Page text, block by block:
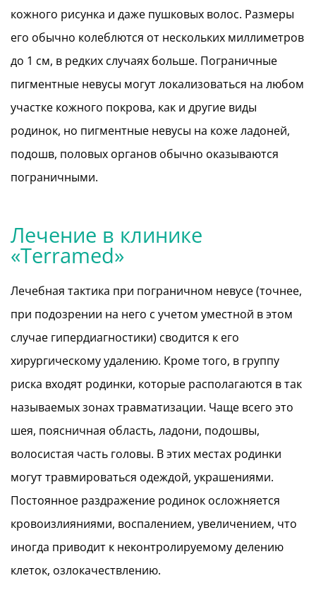
кожного рисунка и даже пушковых волос. Размеры
его обычно колеблются от нескольких миллиметров
до 1 см, в редких случаях больше. Пограничные
пигментные невусы могут локализоваться на любом
участке кожного покрова, как и другие виды
родинок, но пигментные невусы на коже ладоней,
подошв, половых органов обычно оказываются
пограничными.
Лечение в клинике
«Terramed»
Лечебная тактика при пограничном невусе (точнее,
при подозрении на него с учетом уместной в этом
случае гипердиагностики) сводится к его
хирургическому удалению. Кроме того, в группу
риска входят родинки, которые располагаются в так
называемых зонах травматизации. Чаще всего это
шея, поясничная область, ладони, подошвы,
волосистая часть головы. В этих местах родинки
могут травмироваться одеждой, украшениями.
Постоянное раздражение родинок осложняется
кровоизлияниями, воспалением, увеличением, что
иногда приводит к неконтролируемому делению
клеток, озлокачествлению.